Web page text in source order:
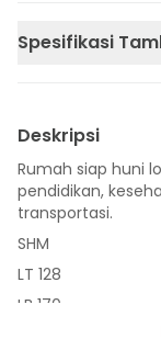
Spesifikasi
Deskripsi
Rumah siap huni
pendidikan,
transportasi.
SHM
LT 128
LB 170